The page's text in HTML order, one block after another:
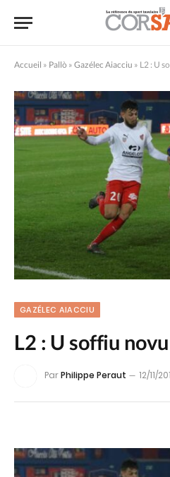
Accueil » Pallò » Gazélec Aiacciu » L2 : U
GAZÉLEC AIACCIU
L2 : U soffiu
ParPhilippe Peraut 12/11/